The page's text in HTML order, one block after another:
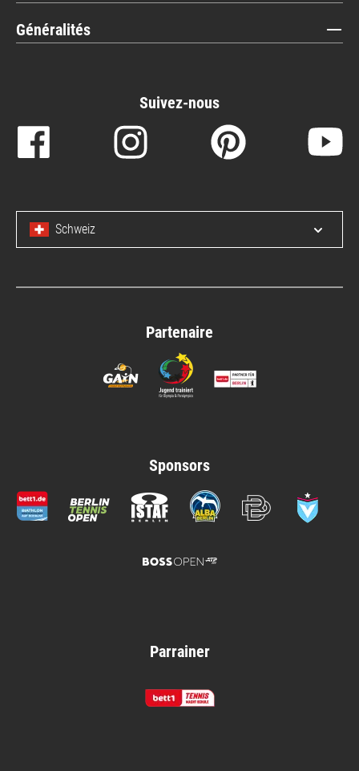
Généralités
Suivez-nous
Schweiz
Partenaire
Sponsors
Parrainer